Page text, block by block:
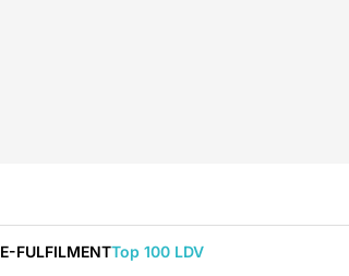
E-FULFILMENTTop 100 LDV